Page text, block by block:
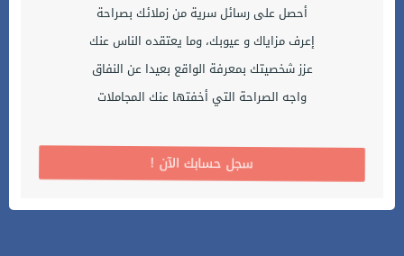
أحصل على رسائل سرية من زملائك بصراحة
إعرف مزاياك و عيوبك، وما يعتقده الناس عنك
عزز شخصيتك بمعرفة الواقع بعيدا عن النفاق
واجه الصراحة التي أخفتها عنك المجاملات
! سجل حسابك الآن